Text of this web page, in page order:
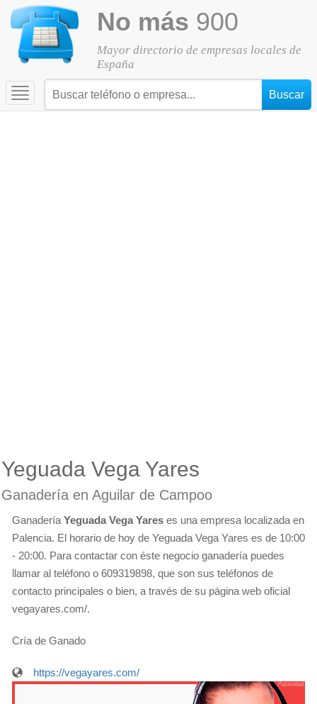
No más 900
Mayor directorio de empresas locales de
España
Toggle
navigation
Yeguada Vega Yares
Ganadería en Aguilar de Campoo
Ganadería Yeguada Vega Yares es una empresa localizada en
Palencia. El horario de hoy de Yeguada Vega Yares es de 10:00
- 20:00. Para contactar con éste negocio ganadería puedes
llamar al teléfono o 609319898, que son sus teléfonos de
contacto principales o bien, a través de su página web oficial
vegayares.com/.
Cría de Ganado
https://vegayares.com/